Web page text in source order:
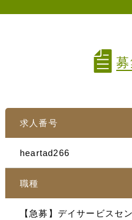
求人番号
heartad266
職種
【急募】デイサービス